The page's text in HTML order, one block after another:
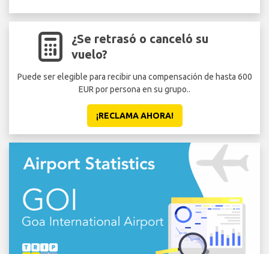
¿Se retrasó o canceló su
vuelo?
Puede ser elegible para recibir una compensación de hasta 600
EUR por persona en su grupo..
¡RECLAMA AHORA!